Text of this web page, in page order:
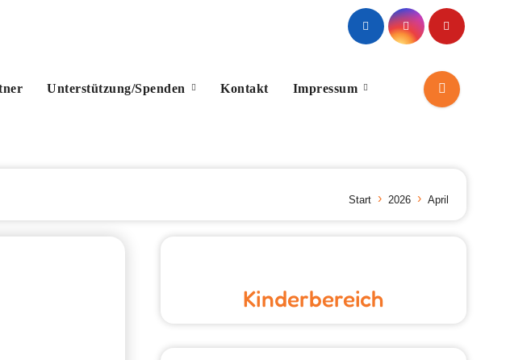
Unterstützung/Spenden Kontakt Impressum
Start 2026 April
Kinderbereich